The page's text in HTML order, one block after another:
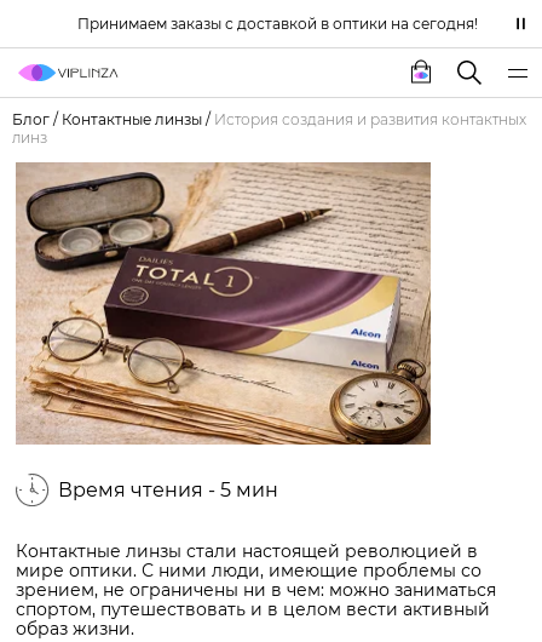
Принимаем заказы с доставкой в оптики на сегодня!
Блог / Контактные линзы / История создания и развития контактных
линз
Время чтения - 5 мин
Контактные линзы стали настоящей революцией в
мире оптики. С ними люди, имеющие проблемы со
зрением, не ограничены ни в чем: можно заниматься
спортом, путешествовать и в целом вести активный
образ жизни.